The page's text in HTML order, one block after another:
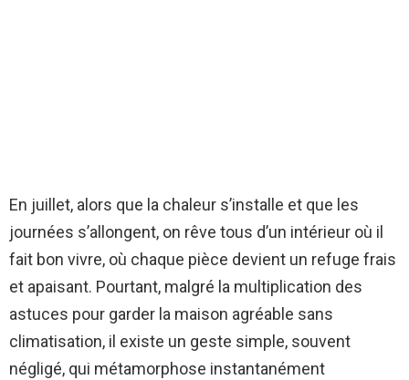
En juillet, alors que la chaleur s’installe et que les
journées s’allongent, on rêve tous d’un intérieur où il
fait bon vivre, où chaque pièce devient un refuge frais
et apaisant. Pourtant, malgré la multiplication des
astuces pour garder la maison agréable sans
climatisation, il existe un geste simple, souvent
négligé, qui métamorphose instantanément